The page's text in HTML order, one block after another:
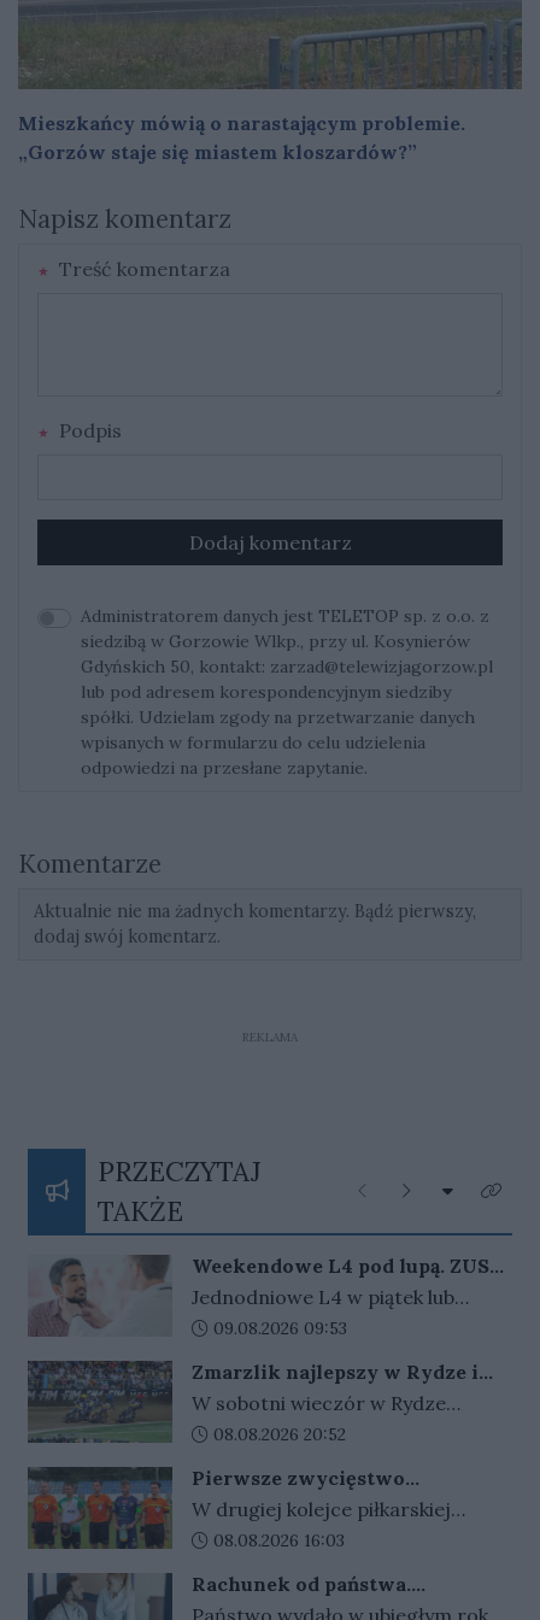
Mieszkańcy mówią o narastającym problemie.
„Gorzów staje się miastem kloszardów?”
Napisz komentarz
Treść komentarza
Podpis
Dodaj komentarz
Administratorem danych jest TELETOP sp. z o.o. z
siedzibą w Gorzowie Wlkp., przy ul. Kosynierów
Gdyńskich 50, kontakt: zarzad@telewizjagorzow.pl
lub pod adresem korespondencyjnym siedziby
spółki. Udzielam zgody na przetwarzanie danych
wpisanych w formularzu do celu udzielenia
odpowiedzi na przesłane zapytanie.
Komentarze
Aktualnie nie ma żadnych komentarzy. Bądź pierwszy,
dodaj swój komentarz.
REKLAMA
PRZECZYTAJ
TAKŻE
Poprzednie
Następne
Rozwiń
Kliknij
Weekendowe L4 pod lupą. ZUS
zapowiada więcej kontroli
Jednodniowe L4 w piątek lub
poniedziałek może wydłużyć
zwolnień i zapowiada, że dzięki
nowym przepisom łatwiej
sprawdzi ich zasadność.
Data dodania artykułu:
09.08.2026 09:53
Zmarzlik najlepszy w Rydze i
ponownie ze złotym plastronem!
W sobotni wieczór w Rydze
odbyło się Grand Prix Łotwy. W
zwycięski okazał się być Bartosz
Zmarzlik. Anders Thomsen był
tylko statystom w łotewskim
turnieju.
Data dodania artykułu:
08.08.2026 20:52
Pierwsze zwycięstwo
gorzowskiej Warty
W drugiej kolejce piłkarskiej
Betclic III ligi gorzowskie kluby
wygrała w Gorzowie z Cariną
Data dodania artykułu:
08.08.2026 16:03
Rachunek od państwa.
Wydajemy więcej, niż zarabiamy.